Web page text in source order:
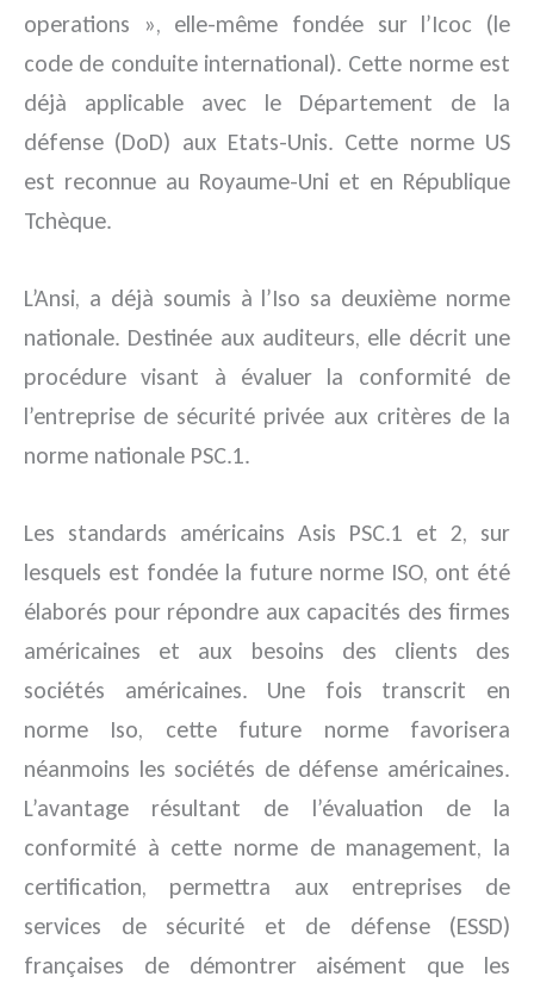
operations », elle-même fondée sur l’Icoc (le
code de conduite international). Cette norme est
déjà applicable avec le Département de la
défense (DoD) aux Etats-Unis. Cette norme US
est reconnue au Royaume-Uni et en République
Tchèque.
L’Ansi, a déjà soumis à l’Iso sa deuxième norme
nationale. Destinée aux auditeurs, elle décrit une
procédure visant à évaluer la conformité de
l’entreprise de sécurité privée aux critères de la
norme nationale PSC.1.
Les standards américains Asis PSC.1 et 2, sur
lesquels est fondée la future norme ISO, ont été
élaborés pour répondre aux capacités des firmes
américaines et aux besoins des clients des
sociétés américaines. Une fois transcrit en
norme Iso, cette future norme favorisera
néanmoins les sociétés de défense américaines.
L’avantage résultant de l’évaluation de la
conformité à cette norme de management, la
certification, permettra aux entreprises de
services de sécurité et de défense (ESSD)
françaises de démontrer aisément que les